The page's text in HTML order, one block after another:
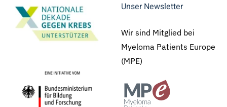
Unser Newsletter
Wir sind Mitglied bei
Myeloma Patients Europe
(MPE)